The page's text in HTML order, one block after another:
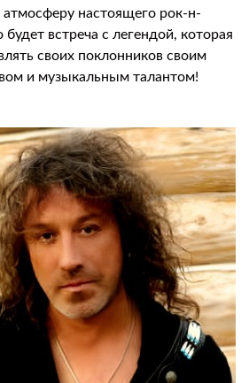
атмосферу настоящего рок-н-
встреча с легендой, которая
своих поклонников своим
и музыкальным талантом!